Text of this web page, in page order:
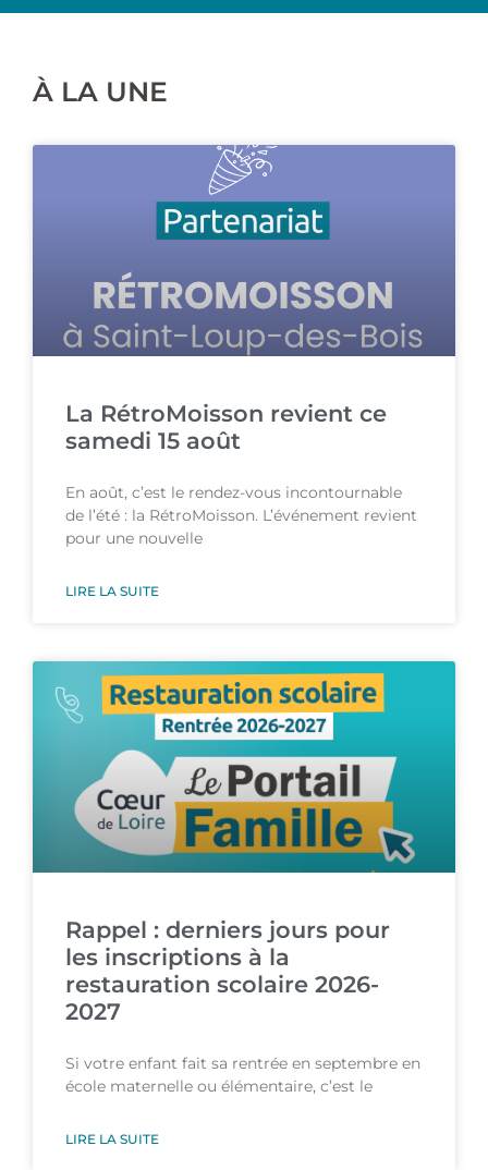
À LA UNE
La RétroMoisson revient ce
samedi 15 août
En août, c’est le rendez-vous incontournable
de l’été : la RétroMoisson. L’événement revient
pour une nouvelle
LIRE LA SUITE
Rappel : derniers jours pour
les inscriptions à la
restauration scolaire 2026-
2027
Si votre enfant fait sa rentrée en septembre en
école maternelle ou élémentaire, c’est le
LIRE LA SUITE